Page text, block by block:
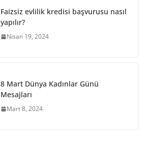
Faizsiz evlilik kredisi başvurusu nasıl
yapılır?
Nisan 19, 2024
8 Mart Dünya Kadınlar Günü
Mesajları
Mart 8, 2024